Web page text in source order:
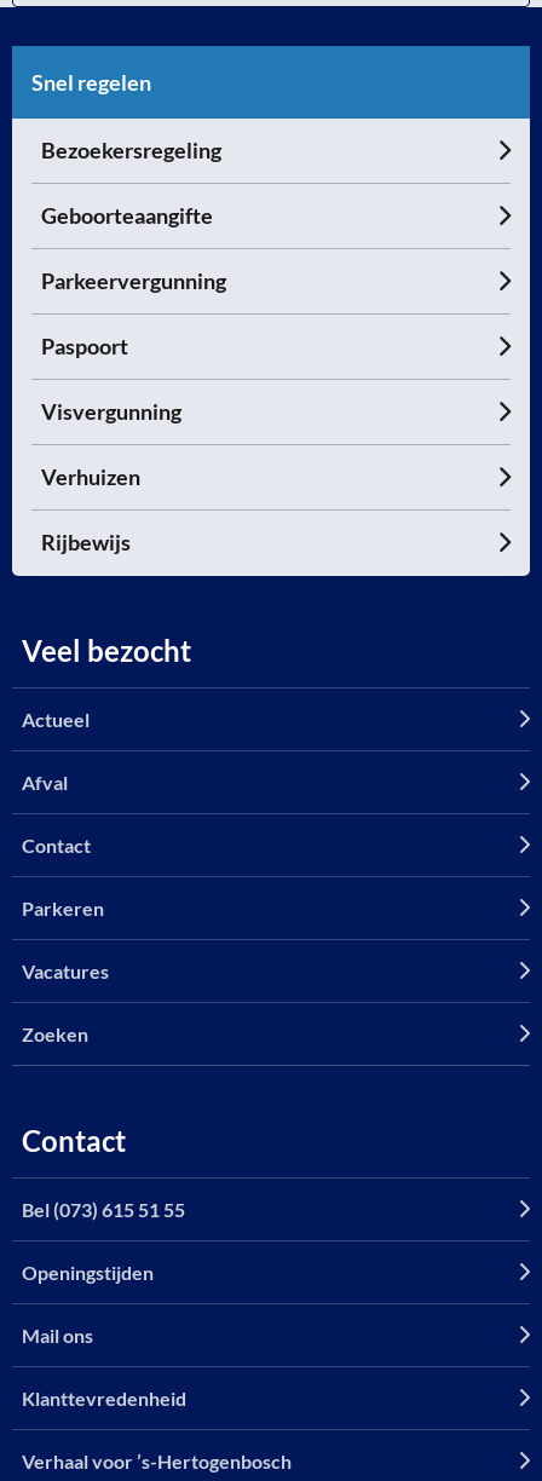
Snel regelen
Bezoekersregeling
Geboorteaangifte
Parkeervergunning
Paspoort
Visvergunning
Verhuizen
Rijbewijs
Veel bezocht
Actueel
Afval
Contact
Parkeren
Vacatures
Zoeken
Contact
Bel (073) 615 51 55
Openingstijden
Mail ons
Klanttevredenheid
Verhaal voor ’s-Hertogenbosch